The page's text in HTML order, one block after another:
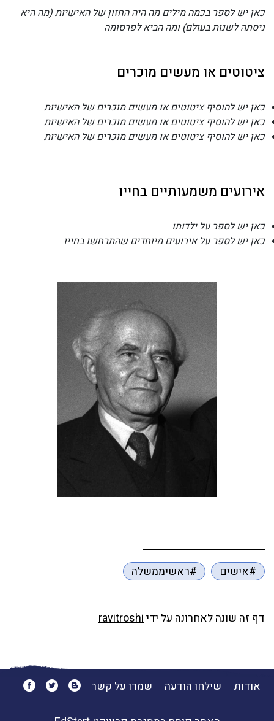
כאן יש לספר בכמה מילים מה היה החזון של האישיות (מה היא
ניסתה לשנות בעולם) ומה הביא לפרסומה
ציטוטים או מעשים מוכרים
כאן יש להוסיף ציטוטים או מעשים מוכרים של האישיות
כאן יש להוסיף ציטוטים או מעשים מוכרים של האישיות
כאן יש להוסיף ציטוטים או מעשים מוכרים של האישיות
אירועים משמעותיים בחייו
כאן יש לספר על ילדותו
כאן יש לספר על אירועים מיוחדים שהתרחשו בחייו
#אישים #ראשיממשלה
דף זה שונה לאחרונה על ידיravitroshi
אודות שילחו הודעה שמרו על קשר